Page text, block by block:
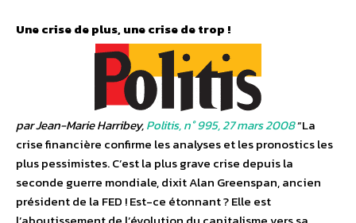
Une crise de plus, une crise de trop !
par Jean-Marie Harribey,Politis, n° 995, 27 mars 2008“La
crise financière confirme les analyses et les pronostics les
plus pessimistes. C’est la plus grave crise depuis la
seconde guerre mondiale, dixit Alan Greenspan, ancien
président de la FED ! Est-ce étonnant ? Elle est